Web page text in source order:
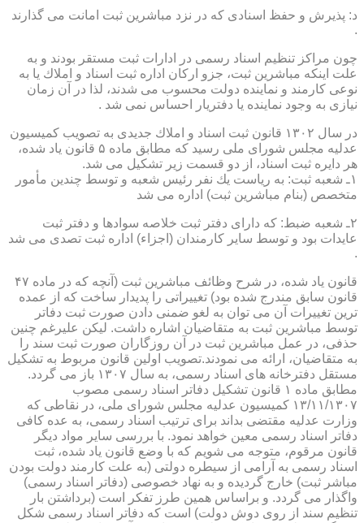
د: پذیرش و حفظ اسنادی كه در نزد مباشرین ثبت امانت می گذارند
.
چون مراكز تنظیم اسناد رسمی در ادارات ثبت مستقر بودند و به
علت اینكه مباشرین ثبت، جزو اركان اداره ثبت اسناد و املاك یا به
نوعی كارمند و نماینده دولت محسوب می شدند، لذا در آن زمان
نیازی به وجود نماینده یا دفتریار احساس نمی شد .
در سال ۱۳۰۲ قانون ثبت اسناد و املاك جدیدی به تصویب كمیسیون
عدلیه مجلس شورای ملی رسید كه مطابق ماده ۵ قانون یاد شده،
هر دایره ثبت اسناد، از دو قسمت زیر تشكیل می شد.
۱ـ شعبه ثبت: به ریاست یك نفر رئیس شعبه و توسط چندین مأمور
متخصص (بنام مباشرین ثبت) اداره می شد
۲ـ شعبه ضبط: كه دارای دفتر ثبت خلاصه سوادها و دفتر ثبت
عایدات بود و توسط سایر كارمندان (اجزاء) اداره ثبت تصدی می شد
.
قانون یاد شده، در شرح وظائف مباشرین ثبت (آنچه كه در ماده ۴۷
قانون سابق مندرج شده بود) تغییراتی را پدیدار ساخت كه از عمده
ترین تغییرات آن می توان به لغو ضمنی دادن صورت ثبت دفاتر
توسط مباشرین ثبت به متقاضیان اشاره داشت. لیكن علیرغم چنین
حذفی، در عمل مباشرین ثبت در آن روزگاران صورت ثبت سند را
به متقاضیان، ارائه می نمودند.تصویب اولین قانون مربوط به تشكیل
مستقل دفترخانه های اسناد رسمی، به سال ۱۳۰۷ باز می گردد.
مطابق ماده ۱ قانون تشكیل دفاتر اسناد رسمی مصوب
۱۳/۱۱/۱۳۰۷ كمیسیون عدلیه مجلس شورای ملی، در نقاطی كه
وزارت عدلیه مقتضی بداند برای ترتیب اسناد رسمی، به عده كافی
دفاتر اسناد رسمی معین خواهد نمود. با بررسی سایر مواد دیگر
قانون مرقوم، متوجه می شویم كه با وضع قانون یاد شده، ثبت
اسناد رسمی به آرامی از سیطره دولتی (به علت كارمند دولت بودن
مباشر ثبت) خارج گردیده و به نهاد خصوصی (دفاتر اسناد رسمی)
واگذار می گردد. و براساس همین طرز تفكر است (برداشتن بار
تنظیم سند از روی دوش دولت) است كه دفاتر اسناد رسمی شكل